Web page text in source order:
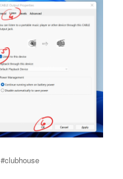
Tags
#clubhouse